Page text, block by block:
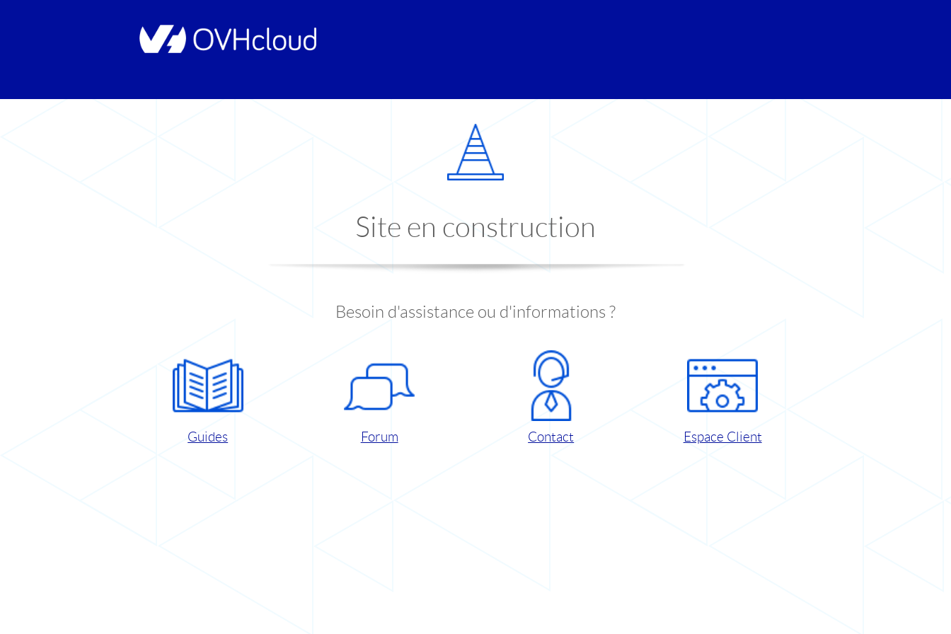
Site en construction
Besoin d'assistance ou d'informations ?
Guides Forum Contact Espace Client